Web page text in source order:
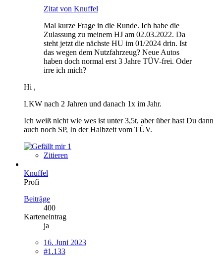
Zitat von Knuffel
Mal kurze Frage in die Runde. Ich habe die
Zulassung zu meinem HJ am 02.03.2022. Da
steht jetzt die nächste HU im 01/2024 drin. Ist
das wegen dem Nutzfahrzeug? Neue Autos
haben doch normal erst 3 Jahre TÜV-frei. Oder
irre ich mich?
Hi ,
LKW nach 2 Jahren und danach 1x im Jahr.
Ich weiß nicht wie wes ist unter 3,5t, aber über hast Du dann
auch noch SP, In der Halbzeit vom TÜV.
1
Zitieren
Knuffel
Profi
Beiträge
400
Karteneintrag
ja
16. Juni 2023
#1.133